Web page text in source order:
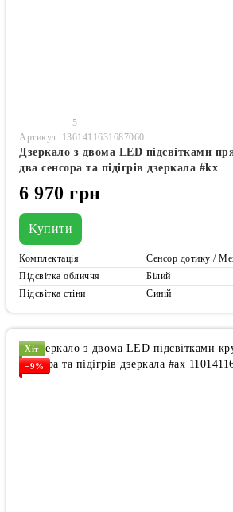
5
Артикул: 1361411631687060
Дзеркало з двома LED підсвітками
два сенсора та підігрів дзеркала #kx
6 970 грн
Купити
Комплектація
Сенсор дотику /
Підсвітка обличчя
Білий
Підсвітка стіни
Синій
Хіт
−9%